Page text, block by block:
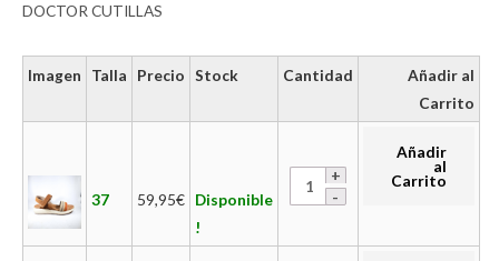
DOCTOR CUTILLAS
Imagen Talla Precio Stock Cantidad
Añadir al
Carrito
37 59,95€ Disponible
!
Añadir
al
Carrito